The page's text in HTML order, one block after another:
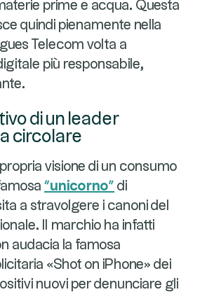
prime e acqua. Questa
quindi pienamente nella
Telecom volta a
più responsabile,
di un leader
circolare
visione di un consumo
“unicorno” di
a stravolgere i canoni del
Il marchio ha infatti
audacia la famosa
«Shot on iPhone» dei
nuovi per denunciare gli